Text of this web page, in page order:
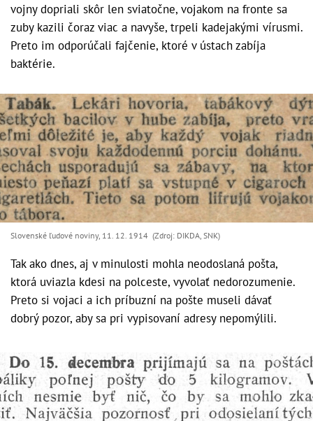
vojny dopriali skôr len sviatočne, vojakom na fronte sa
zuby kazili čoraz viac a navyše, trpeli kadejakými vírusmi.
Preto im odporúčali fajčenie, ktoré v ústach zabíja
baktérie.
Slovenské ľudové noviny, 11. 12. 1914 (Zdroj: DIKDA, SNK)
Tak ako dnes, aj v minulosti mohla neodoslaná pošta,
ktorá uviazla kdesi na polceste, vyvolať nedorozumenie.
Preto si vojaci a ich príbuzní na pošte museli dávať
dobrý pozor, aby sa pri vypisovaní adresy nepomýlili.